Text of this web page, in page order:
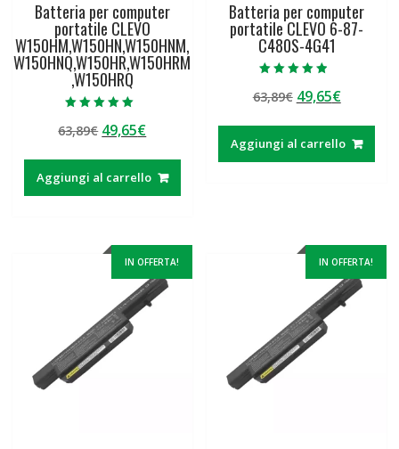
Batteria per computer
portatile CLEVO
W150HM,W150HN,W150HNM,
W150HNQ,W150HR,W150HRM
,W150HRQ
5.00
su 5
63,89€ Il
originale
era:
49,65€Il
attuale
è:
Aggiungi al carrello
Batteria per computer
portatile CLEVO 6-87-
C480S-4G41
4.50
su 5
63,89€ Il
originale
era:
49,65€Il
attuale
è:
Aggiungi al carrello
IN OFFERTA! IN OFFERTA!